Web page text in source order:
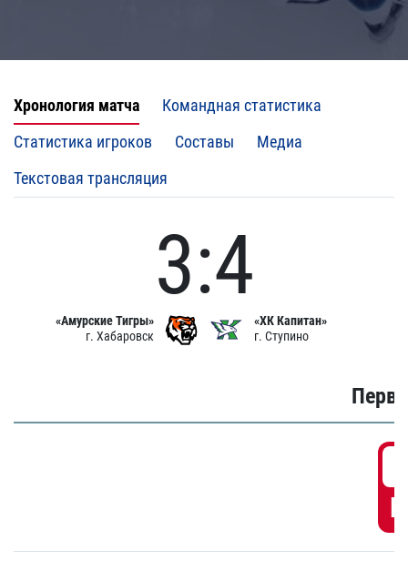
Хронология матча
Командная статистика
Статистика игроков
Составы
Медиа
Текстовая трансляция
«Амурские Тигры»
г. Хабаровск
3:4
«ХК Капитан»
г. Ступино